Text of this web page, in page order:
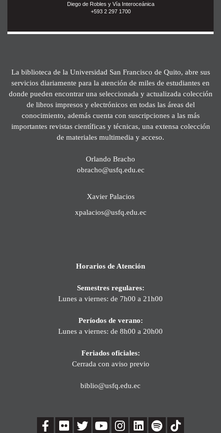
Diego de Robles y Vía Interoceánica
+593 2 297 1700
La biblioteca de la Universidad San Francisco de Quito, abre sus
servicios diariamente para la atención de miles de estudiantes en
donde pueden encontrar una seleccionada y actualizada colección
de libros impresos y electrónicos en todas las áreas del
conocimiento, además cuenta con suscripciones a las más
importantes revistas científicas y técnicas, una extensa colección
de materiales multimedia y acceso.
Orlando Bracho
obracho@usfq.edu.ec
Xavier Palacios
xpalacios@usfq.edu.ec
Horarios de Atención
Semestres regulares:
Lunes a viernes: de 7h00 a 21h00
Períodos de verano:
Lunes a viernes: de 8h00 a 20h00
Feriados oficiales:
Cerrada con aviso previo
biblio@usfq.edu.ec